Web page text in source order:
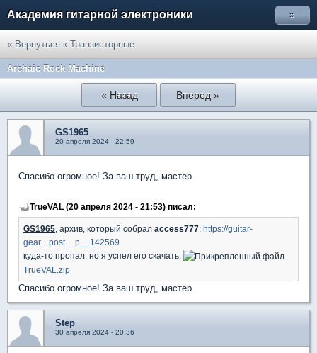
Академия гитарной электроники »
« Вернуться к Транзисторные
Archaic Rock Machine
« Назад Вперед »
GS1965
20 апреля 2024 - 22:59
Спасибо огромное! За ваш труд, мастер.
TrueVAL (20 апреля 2024 - 21:53) писал:
GS1965 , архив, который собрал access777: https://guitar-
gear....post__p__142569
куда-то пропал, но я успел его скачать:
TrueVAL.zip
Спасибо огромное! За ваш труд, мастер.
Step
30 апреля 2024 - 20:36